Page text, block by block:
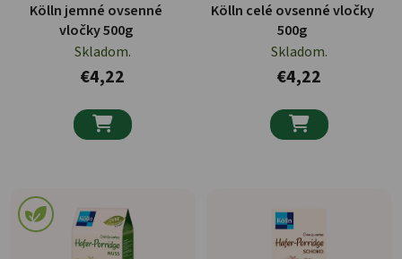
Kölln jemné ovsenné
vločky 500g
Skladom.
€4,22

Kölln celé ovsenné vločky
500g
Skladom.
€4,22
